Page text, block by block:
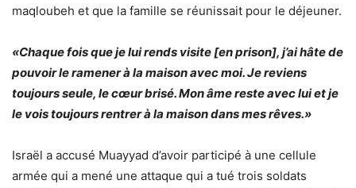
maqloubeh et que la famille se réunissait pour le déjeuner.
«Chaque fois que je lui rends visite [en prison], j’ai hâte de
pouvoir le ramener à la maison avec moi. Je reviens
toujours seule, le cœur brisé. Mon âme reste avec lui et je
le vois toujours rentrer à la maison dans mes rêves.»
Israël a accusé Muayyad d’avoir participé à une cellule
armée qui a mené une attaque qui a tué trois soldats